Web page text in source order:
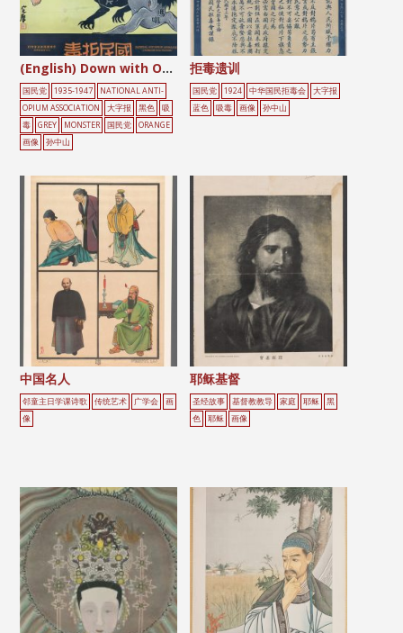
(English) Down with Opium and Narcotics
国民党 1935-1947
NATIONAL ANTI-
OPIUM ASSOCIATION
大字报 黑色
吸
毒
GREY MONSTER 国民党
ORANGE
画像
孙中山
拒毒遗训
国民党 1924 中华国民拒毒会
大字报
蓝色
吸毒 画像 孙中山
中国名人
邻童主日学课诗歌 传统艺术 广学会
画
像
耶稣基督
圣经故事 基督教教导 家庭 耶稣
黑
色
耶稣 画像